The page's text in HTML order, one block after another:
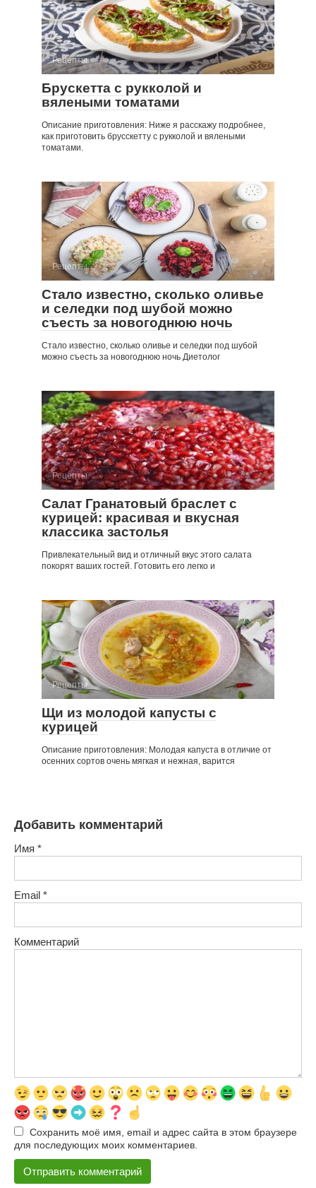
Рецепты
Брускетта с рукколой и
вялеными томатами
Описание приготовления: Ниже я расскажу подробнее,
как приготовить брусскетту с рукколой и вялеными
томатами.
Рецепты
Стало известно, сколько оливье
и селедки под шубой можно
съесть за новогоднюю ночь
Стало известно, сколько оливье и селедки под шубой
можно съесть за новогоднюю ночь Диетолог
Рецепты
Салат Гранатовый браслет с
курицей: красивая и вкусная
классика застолья
Привлекательный вид и отличный вкус этого салата
покорят ваших гостей. Готовить его легко и
Рецепты
Щи из молодой капусты с
курицей
Описание приготовления: Молодая капуста в отличие от
осенних сортов очень мягкая и нежная, варится
Добавить комментарий
Имя *
Email *
Комментарий
Сохранить моё имя, email и адрес сайта в этом браузере
для последующих моих комментариев.